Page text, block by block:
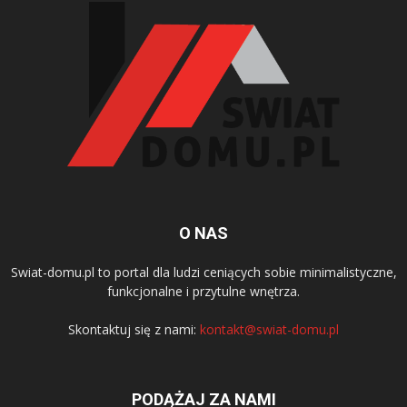
O NAS
Swiat-domu.pl to portal dla ludzi ceniących sobie minimalistyczne,
funkcjonalne i przytulne wnętrza.
Skontaktuj się z nami: kontakt@swiat-domu.pl
PODĄŻAJ ZA NAMI